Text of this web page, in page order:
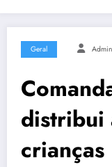
Geral Admin
distribui
crianças